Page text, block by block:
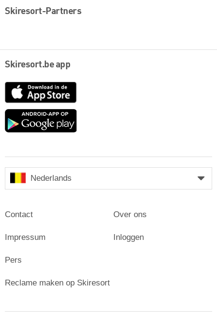
Skiresort-Partners
Skiresort.be app
App
Google
Nederlands
Contact
Impressum
Pers
Over ons
Inloggen
Reclame maken op Skiresort